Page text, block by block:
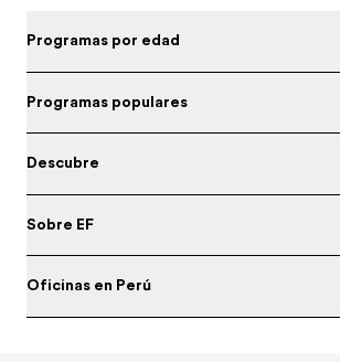
Programas por edad
Programas populares
Descubre
Sobre EF
Oficinas en Perú